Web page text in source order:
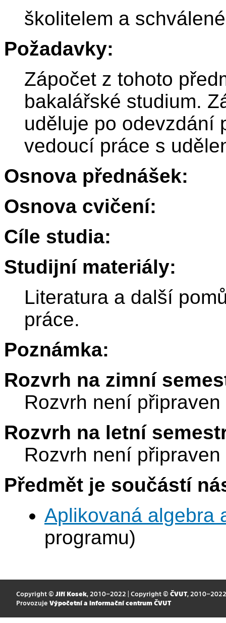
školitelem a
Požadavky:
Zápočet z tohoto
bakalářské studium.
uděluje po odevzdání
vedoucí práce s
Osnova přednášek:
Osnova cvičení:
Cíle studia:
Studijní materiály:
Literatura a další
práce.
Poznámka:
Rozvrh na zimní
Rozvrh není připraven
Rozvrh na letní
Rozvrh není připraven
Předmět je součástí
Aplikovaná algebra
programu)
Copyright © Jiří Kosek, 2010–2022 | Copyright © ČVUT, 2010–2022
Provozuje Výpočetní a informační centrum ČVUT